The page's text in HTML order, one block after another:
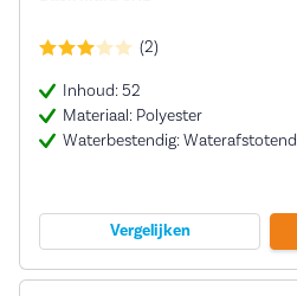
(2)
Inhoud: 52
Materiaal: Polyester
Waterbestendig: Waterafstotend
Vergelijken